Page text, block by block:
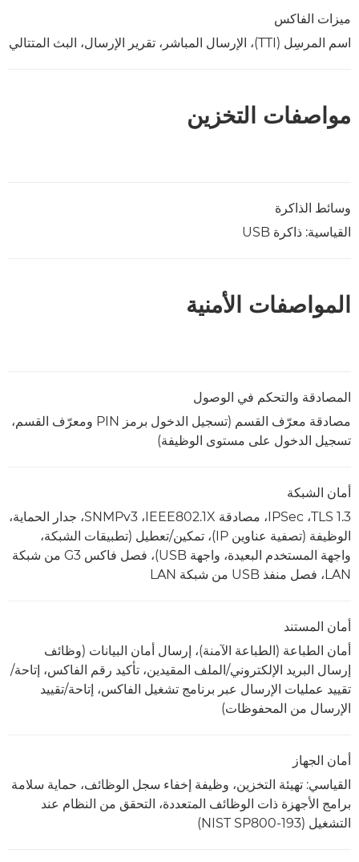
ميزات الفاكس
اسم المرسِل (TTI)، الإرسال المباشر، تقرير الإرسال، البث المتتالي
مواصفات التخزين
وسائط الذاكرة
القياسية: ذاكرة USB
المواصفات الأمنية
المصادقة والتحكم في الوصول
مصادقة معرّف القسم (تسجيل الدخول برمز PIN ومعرّف القسم،
تسجيل الدخول على مستوى الوظيفة)
أمان الشبكة
TLS 1.3، ‏IPSec، مصادقة IEEE802.1X،‏ SNMPv3، جدار الحماية،
الوظيفة (تصفية عناوين IP)، تمكين/تعطيل (تطبيقات الشبكة،
واجهة المستخدم البعيدة، واجهة USB)، فصل فاكس G3 من شبكة
LAN، فصل منفذ USB من شبكة LAN
أمان المستند
أمان الطباعة (الطباعة الآمنة)، إرسال أمان البيانات (وظائف
إرسال البريد الإلكتروني/الملف المقيدين، تأكيد رقم الفاكس، إتاحة/
تقييد عمليات الإرسال عبر برنامج تشغيل الفاكس، إتاحة/تقييد
الإرسال من المحفوظات)
أمان الجهاز
القياسي: تهيئة التخزين، وظيفة إخفاء سجل الوظائف، حماية سلامة
برامج الأجهزة ذات الوظائف المتعددة، التحقق من النظام عند
التشغيل (NIST SP800-193)